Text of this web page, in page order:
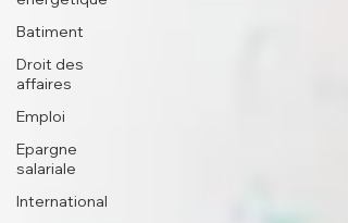
Batiment
Droit des
affaires
Emploi
Epargne
salariale
International